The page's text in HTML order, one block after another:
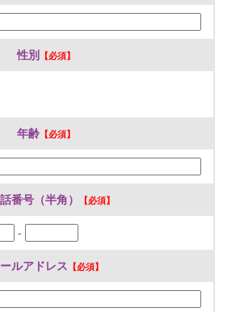
性別
年齢
番号（半角）
-
ルアドレス